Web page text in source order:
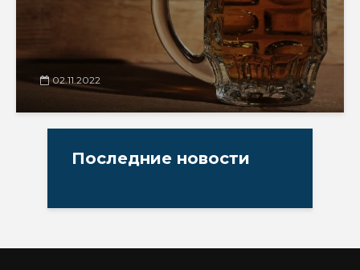
02.11.2022
Последние новости